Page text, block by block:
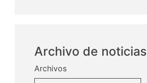
Archivo de noticias
Archivos